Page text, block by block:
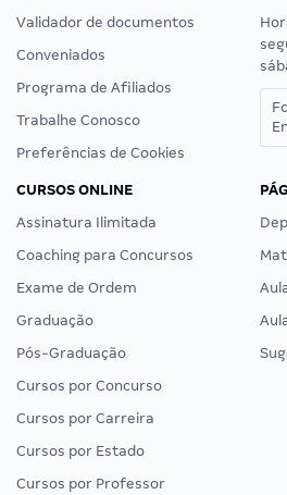
Validador de documentos
Conveniados
Programa de Afiliados
Trabalhe Conosco
Preferências de Cookies
CURSOS ONLINE
Assinatura Ilimitada
Coaching para Concursos
Exame de Ordem
Graduação
Pós-Graduação
Cursos por Concurso
Cursos por Carreira
Cursos por Estado
Cursos por Professor